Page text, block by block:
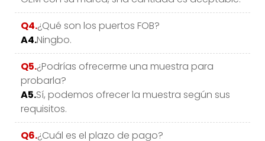
Q4.¿Qué son los puertos FOB?
A4.Ningbo.
Q5.¿Podrías ofrecerme una muestra para
probarla?
A5.Sí, podemos ofrecer la muestra según sus
requisitos.
Q6.¿Cuál es el plazo de pago?